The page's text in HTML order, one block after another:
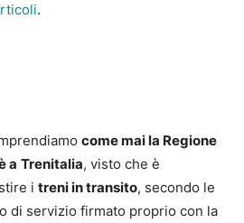
.
come mai la Regione
a Trenitalia, visto che è
i treni in transito, secondo le
di servizio firmato proprio con la